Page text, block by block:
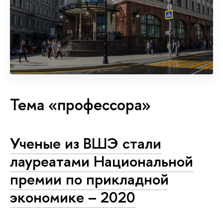
Тема «профессора»
Ученые из ВШЭ стали
лауреатами Национальной
премии по прикладной
экономике – 2020